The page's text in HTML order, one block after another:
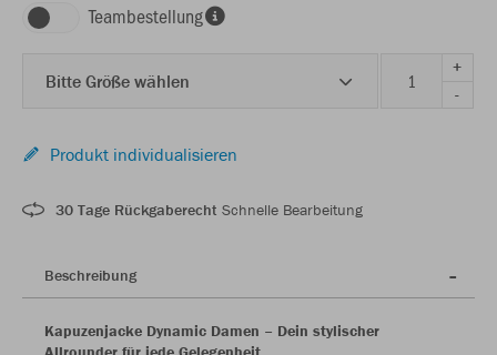
Teambestellung
Bitte Größe wählen
+
-
Produkt individualisieren
30 Tage Rückgaberecht Schnelle Bearbeitung
Beschreibung
Kapuzenjacke Dynamic Damen – Dein stylischer